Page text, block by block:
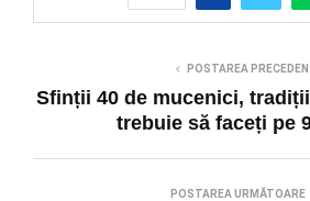
POSTAREA
Sfinții 40 de mucenici,
trebuie să faceți pe
POSTAREA URMĂTOARE